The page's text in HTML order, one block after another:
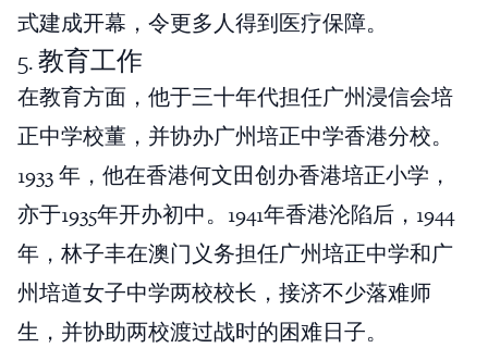
式建成开幕，令更多人得到医疗保障。
5. 教育工作
在教育方面，他于三十年代担任广州浸信会培
正中学校董，并协办广州培正中学香港分校。
1933 年，他在香港何文田创办香港培正小学，
亦于1935年开办初中。1941年香港沦陷后，1944
年，林子丰在澳门义务担任广州培正中学和广
州培道女子中学两校校长，接济不少落难师
生，并协助两校渡过战时的困难日子。